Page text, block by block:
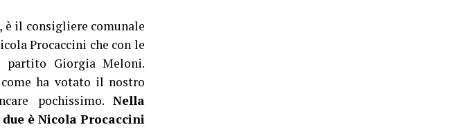
il consigliere comunale
Procaccini che con le
partito Giorgia Meloni.
ha votato il nostro
pochissimo. Nella
è Nicola Procaccini